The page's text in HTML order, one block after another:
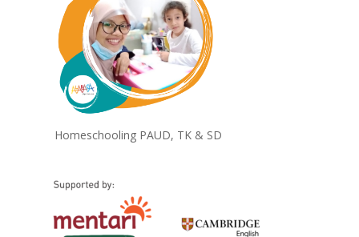
Homeschooling PAUD, TK & SD